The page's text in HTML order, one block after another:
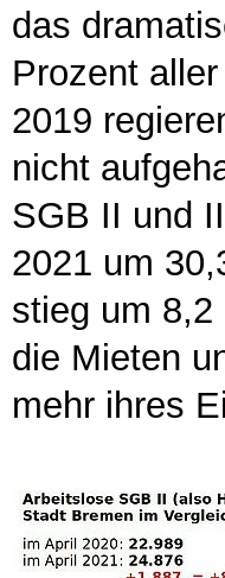
das
Prozent
2019
nicht
SGB II und
2021 um
stieg um
die Mieten
mehr ihres